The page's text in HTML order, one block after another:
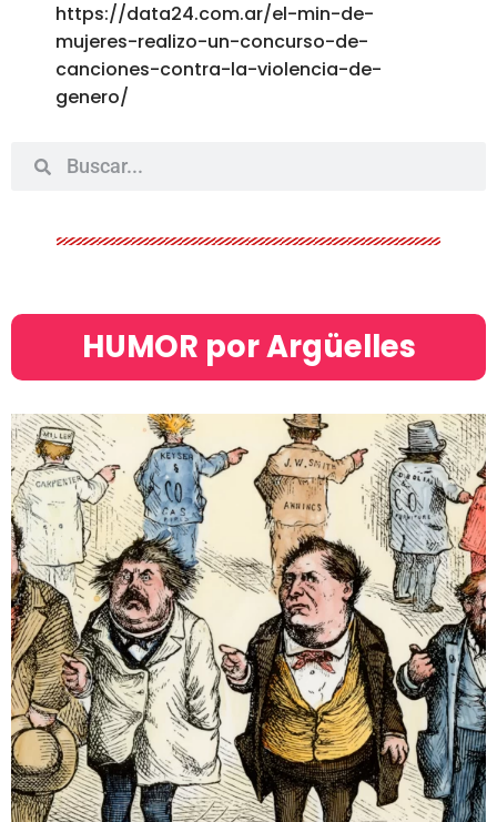
https://data24.com.ar/el-min-de-
mujeres-realizo-un-concurso-de-
canciones-contra-la-violencia-de-
genero/
HUMOR por Argüelles​